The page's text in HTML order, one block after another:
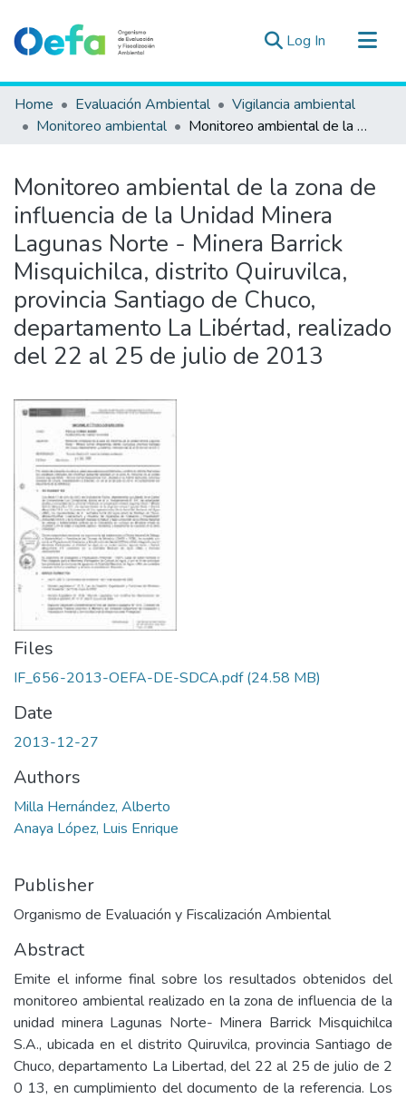
Log In (current)
Communities & Collections
All of DSpace
Estad. Externas
Guias ▾
Home Evaluación Ambiental
Vigilancia ambiental
Monitoreo ambiental
Monitoreo ambiental de la zona de influencia de la Unidad Minera Lagunas Norte - Minera Barrick Misquichilca, distrito Quiruvilca, provincia Santiago de Chuco, departamento La Libértad, realizado del 22 al 25 de julio de 2013
Monitoreo ambiental de la zona de
influencia de la Unidad Minera
Lagunas Norte - Minera Barrick
Misquichilca, distrito Quiruvilca,
provincia Santiago de Chuco,
departamento La Libértad, realizado
del 22 al 25 de julio de 2013
Files
IF_656-2013-OEFA-DE-SDCA.pdf(24.58 MB)
Date
2013-12-27
Authors
Milla Hernández, Alberto
Anaya López, Luis Enrique
Publisher
Organismo de Evaluación y Fiscalización Ambiental
Abstract
Emite el informe final sobre los resultados obtenidos del
monitoreo ambiental realizado en la zona de influencia de la
unidad minera Lagunas Norte- Minera Barrick Misquichilca
S.A., ubicada en el distrito Quiruvilca, provincia Santiago de
Chuco, departamento La Libertad, del 22 al 25 de julio de 2
0 13, en cumplimiento del documento de la referencia. Los